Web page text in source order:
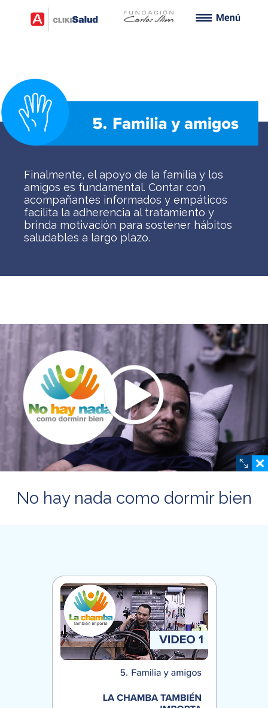
Finalmente, el apoyo de la familia y los
amigos es fundamental. Contar con
acompañantes informados y empáticos
facilita la adherencia al tratamiento y
brinda motivación para sostener hábitos
saludables a largo plazo.
No hay nada como dormir bien